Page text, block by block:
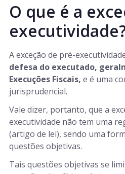
O que é a
A exceção de pré-
defesa do executado,
Execuções Fiscais, e é uma
jurisprudencial.
Vale dizer, portanto, que a
executividade não tem uma
(artigo de lei), sendo uma
questões objetivas.
Tais questões objetivas se